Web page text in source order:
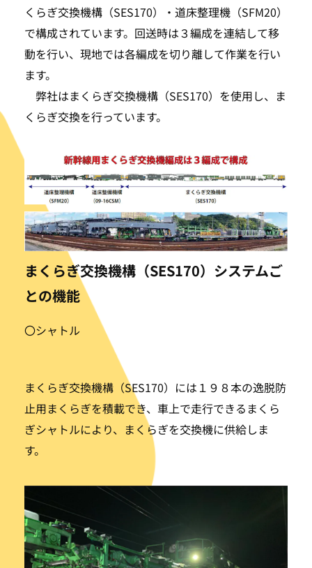
くらぎ交換機構（SES170）・道床整理機（SFM20）
で構成されています。回送時は３編成を連結して移
動を行い、現地では各編成を切り離して作業を行い
ます。
弊社はまくらぎ交換機構（SES170）を使用し、ま
くらぎ交換を行っています。
まくらぎ交換機構（SES170）システムご
との機能
〇シャトル
まくらぎ交換機構（SES170）には１９８本の逸脱防
止用まくらぎを積載でき、車上で走行できるまくら
ぎシャトルにより、まくらぎを交換機に供給しま
す。